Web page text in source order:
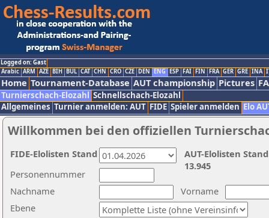
Logged on: Gast
Arabic ARM AZE BIH BUL CAT CHN CRO CZE DEN ENG ESP FAI FIN FRA GER GRE INA
Home Tournament-Database AUT championship Pictures
Turnierschach-Elozahl Schnellschach-Elozahl
Allgemeines Turnier anmelden: AUT FIDE Spieler anmelden Elo
Willkommen bei den offiziellen
Nachname
Vorname
Ebene
Personennummer
AUT-Elolisten
13.945
FIDE-Elolisten Stand